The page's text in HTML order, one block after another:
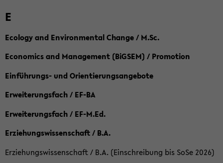
E
Ecology and Environmental Change / M.Sc.
Economics and Management (BiGSEM) / Promotion
Einführungs- und Orientierungsangebote
Erweiterungsfach / EF-BA
Erweiterungsfach / EF-M.Ed.
Erziehungswissenschaft / B.A.
Erziehungswissenschaft / B.A. (Einschreibung bis SoSe 2026)